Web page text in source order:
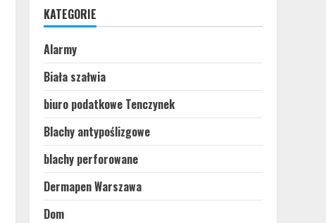
KATEGORIE
Alarmy
Biała szałwia
biuro podatkowe Tenczynek
Blachy antypoślizgowe
blachy perforowane
Dermapen Warszawa
Dom